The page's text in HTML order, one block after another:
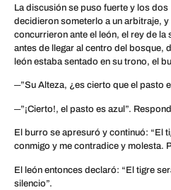
La discusión se puso fuerte y los dos
decidieron someterlo a un arbitraje, y
concurrieron ante el león, el rey de la
antes de llegar al centro del bosque,
león estaba sentado en su trono, el
─”Su Alteza, ¿es cierto que el pasto
─”¡Cierto!, el pasto es azul”.
El burro se apresuró y continuó: “El
conmigo y me contradice y molesta.
El león entonces declaró: “El tigre
silencio”.